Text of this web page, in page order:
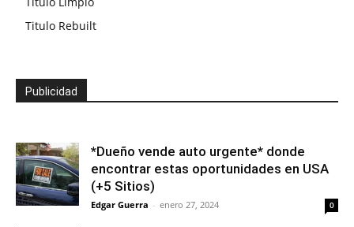
Titulo Rebuilt
Publicidad
*Dueño vende auto urgente* donde
encontrar estas oportunidades en USA
(+5 Sitios)
Edgar Guerra - enero 27, 2024 0